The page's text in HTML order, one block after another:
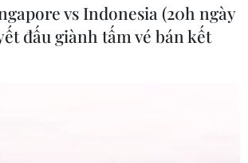
vs Indonesia (20h ngày
đấu giành tấm vé bán kết